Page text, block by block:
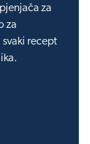
za
za
svaki recept